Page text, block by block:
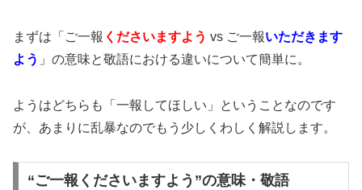
まずは「ご一報 くださいますよう vs ご一報いただきます
よう 」の意味と敬語における違いについて簡単に。
ようはどちらも「一報してほしい」ということなのです
が、あまりに乱暴なのでもう少しくわしく解説します。
“ご一報くださいますよう”の意味・敬語